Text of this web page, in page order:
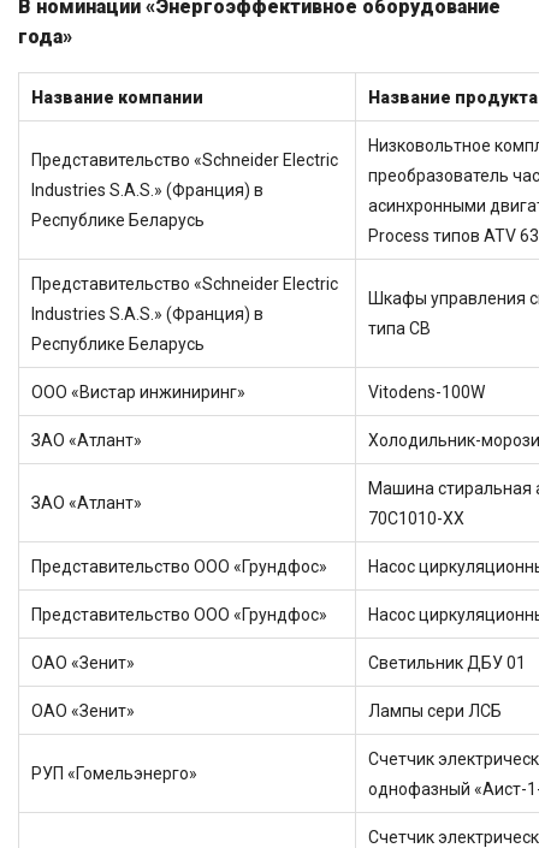
В номинации «Энергоэффективное оборудование
года»
Название компании Название продукта
Представительство «Schneider Electric
Industries S.A.S.» (Франция) в
Республике Беларусь
Низковольтное
преобразователь
асинхронными
Process типов ATV
Представительство «Schneider Electric
Industries S.A.S.» (Франция) в
Республике Беларусь
Шкафы управления
типа СВ
ООО «Вистар инжиниринг» Vitodens-100W
ЗАО «Атлант» Холодильник-
ЗАО «Атлант»
Машина стиральная
70С1010-ХХ
Представительство ООО «Грундфос» Насос
Представительство ООО «Грундфос» Насос
ОАО «Зенит» Светильник ДБУ 01
ОАО «Зенит» Лампы сери ЛСБ
РУП «Гомельэнерго»
Счетчик
однофазный «Аист-
Счетчик